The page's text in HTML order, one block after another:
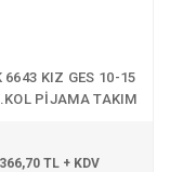
6643 KIZ GES 10-15
PİJAMA TAKIM
366,70 TL + KDV